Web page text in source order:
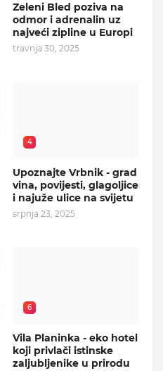
Zeleni Bled poziva na
odmor i adrenalin uz
najveći zipline u Europi
travnja 30, 2025
4
Upoznajte Vrbnik - grad
vina, povijesti, glagoljice
i najuže ulice na svijetu
srpnja 23, 2025
6
Vila Planinka - eko hotel
koji privlači istinske
zaljubljenike u prirodu